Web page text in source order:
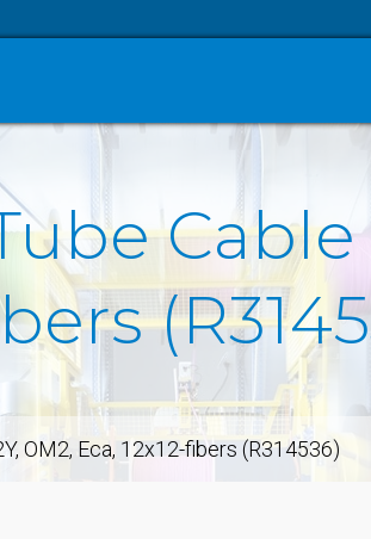
Cable
OM2, Eca, 12x12-fibers (R314536)